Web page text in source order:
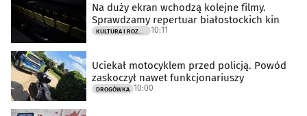
Na duży ekran wchodzą kolejne filmy.
Sprawdzamy repertuar białostockich kin
10:11
Uciekał motocyklem przed policją. Powód
zaskoczył nawet funkcjonariuszy
DROGÓWKA 10:00